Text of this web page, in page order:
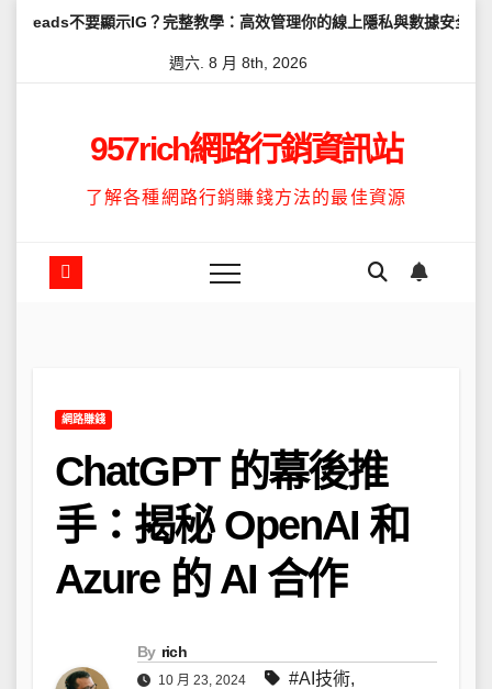
IG？完整教學：高效管理你的線上隱私與數據安全 怎麼讓
週六. 8 月 8th, 2026
957rich網路行銷資訊站
了解各種網路行銷賺錢方法的最佳資源
網路賺錢
ChatGPT 的幕後推
手：揭秘 OpenAI 和
Azure 的 AI 合作
By rich
10 月 23, 2024 #AI技術,